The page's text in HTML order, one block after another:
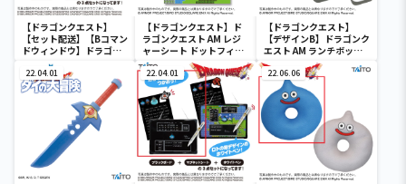
【ドラゴンクエスト】
【セット配送】【Bコマン
ドウィンドウ】ドラゴン
クエスト AM コマンドウ
ィンドウ ブラックボード
【ドラゴンクエスト】ド
ラゴンクエスト AM レジ
ャーシート ドットフィー
ルド
【ドラゴンクエスト】
【デザインB】ドラゴンク
エスト AM ランチボック
ス ドットフィールド
22.04.01 22.04.01 22.06.06